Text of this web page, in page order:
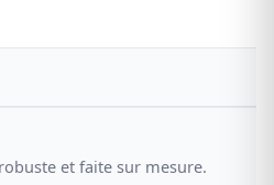
et faite sur mesure.